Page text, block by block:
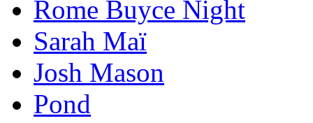
Rome Buyce Night
Sarah Maï
Josh Mason
Pond